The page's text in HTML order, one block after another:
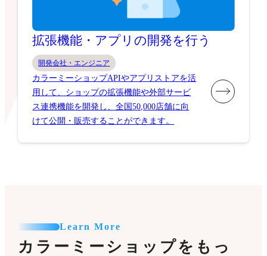
拡張機能・アプリの開発を行う
開発会社・エンジニア
カラーミーショップAPIやアプリストアを活
用して、ショップの拡張機能や外部サービ
ス連携機能を開発し、全国50,000店舗に向
けて公開・販売することができます。
Learn More
カラーミーショップをもっ